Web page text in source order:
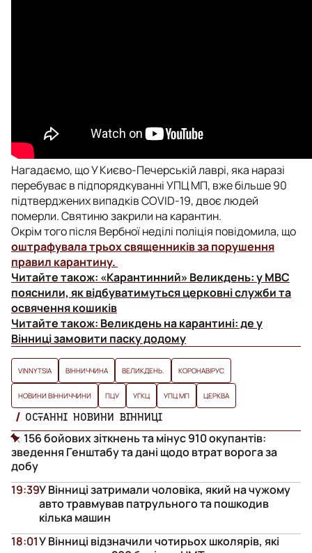
Нагадаємо, що У Києво-Печерській лаврі, яка наразі
перебуває в підпорядкуванні УПЦ МП, вже більше 90
підтверджених випадків СOVID-19, двоє людей
померли. Святиню закрили на карантин.
Окрім того після Вербної неділі поліція повідомила, що
оштрафувала трьох священників за порушення
правил карантину.
Читайте також: «Карантинний» Великдень: у МВС
пояснили, як відбуватимуться церковні служби та
освячення кошиків
Читайте також: Великдень на карантині: де у
Вінниці замовити паску додому
VINNYTSIA ВІННИЧЧИНА ВЕЛИКДЕНЬ. КОРОНАВІРУС
НОВИНИ ВІННИЧЧИНИ ПЦУ УГКЦ УПЦ МП ЦЕРКВА
ОСТАННІ НОВИНИ ВІННИЦІ
156 бойових зіткнень та мінус 910 окупантів:
зведення Генштабу та дані щодо втрат ворога за
добу
У Вінниці затримали чоловіка, який на чужому
авто травмував патрульного та пошкодив
кілька машин
19:39
У Вінниці відзначили чотирьох школярів, які
18:01